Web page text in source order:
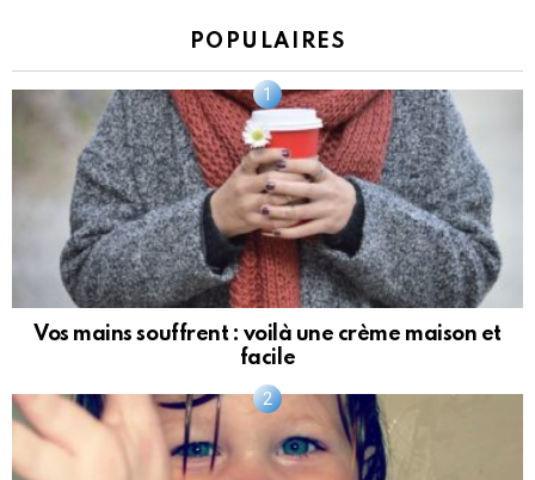
POPULAIRES
Vos mains souffrent : voilà une crème maison et
facile